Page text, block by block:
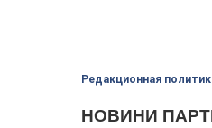
Редакционная